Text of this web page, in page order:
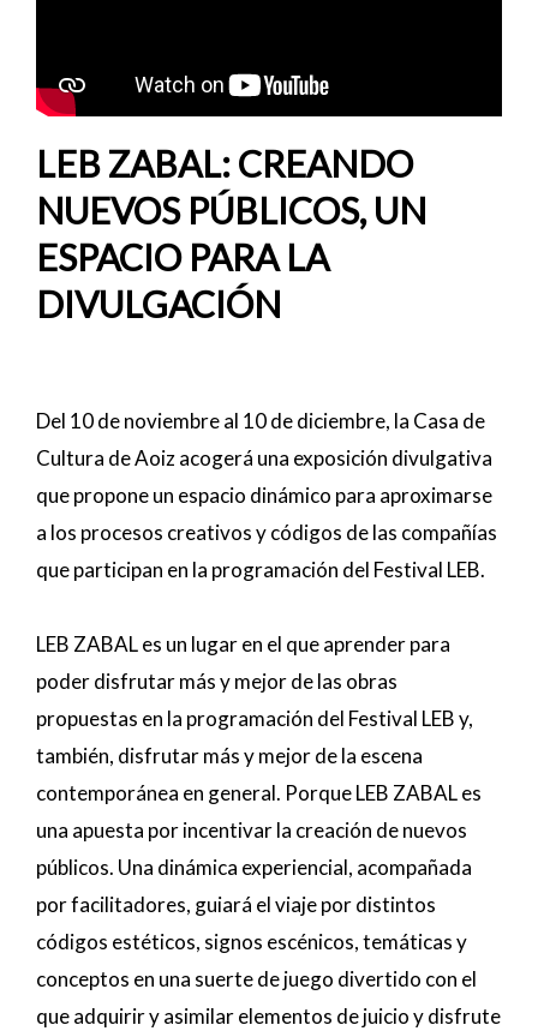
LEB ZABAL: CREANDO
NUEVOS PÚBLICOS, UN
ESPACIO PARA LA
DIVULGACIÓN
Del 10 de noviembre al 10 de diciembre, la Casa de
Cultura de Aoiz acogerá una exposición divulgativa
que propone un espacio dinámico para aproximarse
a los procesos creativos y códigos de las compañías
que participan en la programación del Festival LEB.
LEB ZABAL es un lugar en el que aprender para
poder disfrutar más y mejor de las obras
propuestas en la programación del Festival LEB y,
también, disfrutar más y mejor de la escena
contemporánea en general. Porque LEB ZABAL es
una apuesta por incentivar la creación de nuevos
públicos. Una dinámica experiencial, acompañada
por facilitadores, guiará el viaje por distintos
códigos estéticos, signos escénicos, temáticas y
conceptos en una suerte de juego divertido con el
que adquirir y asimilar elementos de juicio y disfrute